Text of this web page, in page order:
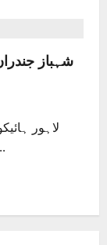
شہباز
لاہور
بندش کیلئے